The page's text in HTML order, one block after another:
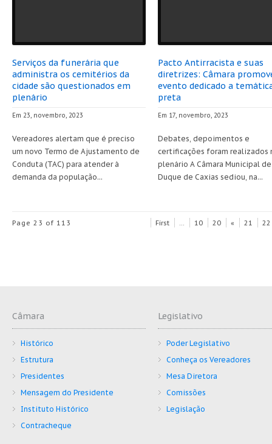
Serviços da funerária que
administra os cemitérios da
cidade são questionados em
plenário
Em 23, novembro, 2023
Vereadores alertam que é preciso
um novo Termo de Ajustamento de
Conduta (TAC) para atender à
demanda da população...
Pacto Antirracista e suas
diretrizes: Câmara
evento dedicado a
preta
Em 17, novembro, 2023
Debates, depoimentos e
certificações foram realizados
plenário A Câmara Municipal de
Duque de Caxias sediou, na...
Page 23 of 113 First ... 10 20 « 21 22
Câmara
Histórico
Estrutura
Presidentes
Mensagem do Presidente
Instituto Histórico
Contracheque
Legislativo
Poder Legislativo
Conheça os Vereadores
Mesa Diretora
Comissões
Legislação